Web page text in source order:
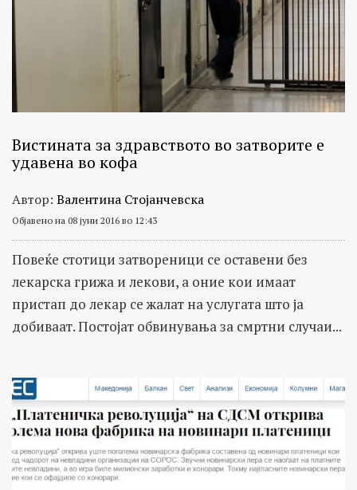
Вистината за здравството во затворите е
удавена во кофа
Автор: Валентина Стојанчевска
Објавено на 08 јуни 2016 во 12:43
Повеќе стотици затвореници се оставени без
лекарска грижа и лекови, а оние кои имаат
пристап до лекар се жалат на услугата што ја
добиваат. Постојат обвинувања за смртни случаи...